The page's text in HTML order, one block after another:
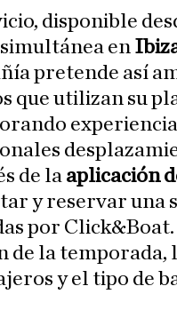
disponible
en
pretende así
que utilizan su
de la aplicación
y reservar una
por
de la
y el tipo de